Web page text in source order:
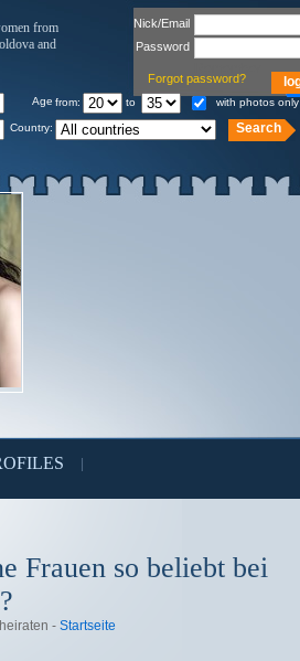
from
and
Forgot password?
Nick/Email
Password
Age from: to with photos only
Country:
Frauen so beliebt bei
- Startseite